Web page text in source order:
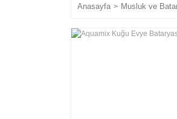
Anasayfa Musluk ve